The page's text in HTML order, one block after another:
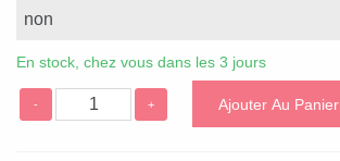
En stock, chez vous dans les 3 jours
- + Ajouter Au Panier